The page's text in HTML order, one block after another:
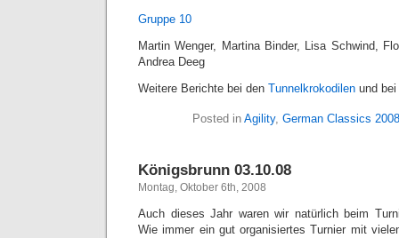
Gruppe 10
Martin Wenger, Martina Binder, Lisa Schwind,
Andrea Deeg
Weitere Berichte bei den Tunnelkrokodilen und bei
Posted in Agility, German Classics 2008
Königsbrunn 03.10.08
Montag, Oktober 6th, 2008
Auch dieses Jahr waren wir natürlich beim
Wie immer ein gut organisiertes Turnier mit